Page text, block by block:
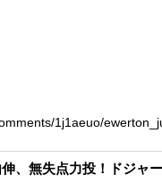
1j1aeuo/
、無失点力投！ドジャ